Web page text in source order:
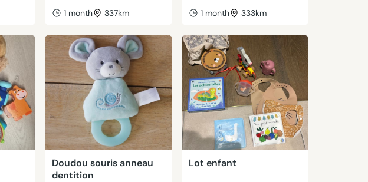
1 month 337km 1 month 333km
Doudou souris anneau
dentition
Lot enfant